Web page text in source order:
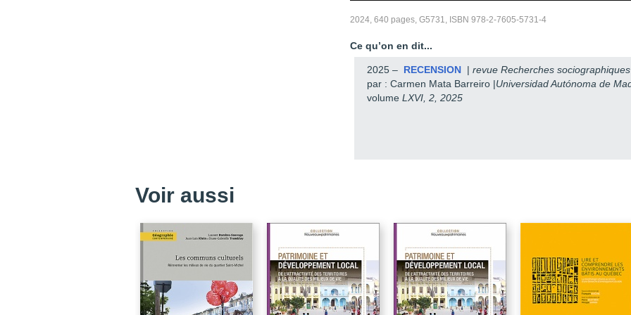
2024, 640 pages, G5731, ISBN 978-2-7605-5731-4
Ce qu’on en dit...
2025 – RECENSION | revue Recherches sociographiques
par : Carmen Mata Barreiro |Universidad Autónoma de
volume LXVI, 2, 2025
Voir aussi